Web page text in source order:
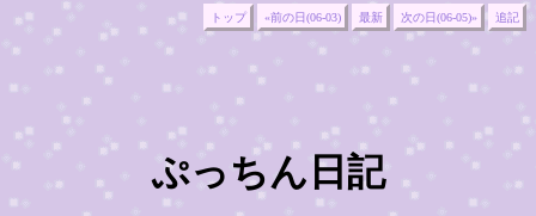
トップ «前の日(06-03) 最新 次の日(06-05)» 追記
ぷっちん日記